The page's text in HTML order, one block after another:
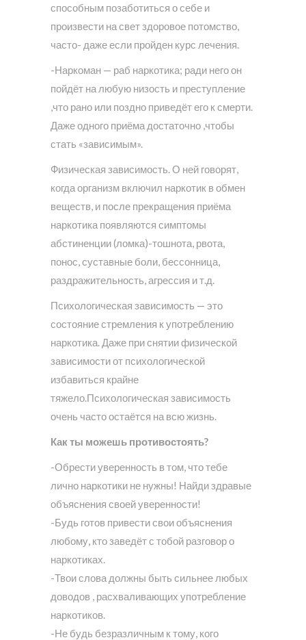
способным позаботиться о себе и
произвести на свет здоровое потомство,
часто- даже если пройден курс лечения.
-Наркоман — раб наркотика; ради него он
пойдёт на любую низость и преступление
,что рано или поздно приведёт его к смерти.
Даже одного приёма достаточно ,чтобы
стать «зависимым».
Физическая зависимость. О ней говорят,
когда организм включил наркотик в обмен
веществ, и после прекращения приёма
наркотика появляются симптомы
абстиненции (ломка)-тошнота, рвота,
понос, суставные боли, бессонница,
раздражительность, агрессия и т.д.
Психологическая зависимость — это
состояние стремления к употреблению
наркотика. Даже при снятии физической
зависимости от психологической
избавиться крайне
тяжело.Психологическая зависимость
очень часто остаётся на всю жизнь.
Как ты можешь противостоять?
-Обрести уверенность в том, что тебе
лично наркотики не нужны! Найди здравые
объяснения своей уверенности!
-Будь готов привести свои объяснения
любому, кто заведёт с тобой разговор о
наркотиках.
-Твои слова должны быть сильнее любых
доводов , расхваливающих употребление
наркотиков.
-Не будь безразличным к тому, кого